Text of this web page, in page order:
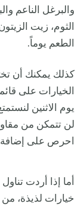
والبرغل الناعم
الثوم، زيت
الطعم يوماً.
كذلك يمكنك أن
الخيارات على
يوم الاثنين
لن تتمكن من
احرص على إضافة
أما إذا أردت
خيارات لذيذة، من